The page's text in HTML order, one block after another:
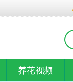
养花视频